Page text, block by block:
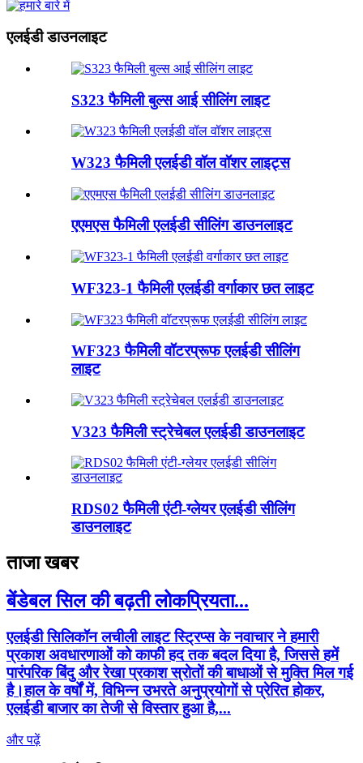
एलईडी डाउनलाइट
S323 फैमिली बुल्स आई सीलिंग लाइट
W323 फैमिली एलईडी वॉल वॉशर लाइट्स
एएमएस फैमिली एलईडी सीलिंग डाउनलाइट
WF323-1 फैमिली एलईडी वर्गाकार छत लाइट
WF323 फैमिली वॉटरप्रूफ एलईडी सीलिंग
लाइट
V323 फैमिली स्ट्रेचेबल एलईडी डाउनलाइट
RDS02 फैमिली एंटी-ग्लेयर एलईडी सीलिंग
डाउनलाइट
ताजा खबर
बेंडेबल सिल की बढ़ती लोकप्रियता...
एलईडी सिलिकॉन लचीली लाइट स्ट्रिप्स के नवाचार ने हमारी
प्रकाश अवधारणाओं को काफी हद तक बदल दिया है, जिससे हमें
पारंपरिक बिंदु और रेखा प्रकाश स्रोतों की बाधाओं से मुक्ति मिल गई
है।हाल के वर्षों में, विभिन्न उभरते अनुप्रयोगों से प्रेरित होकर,
एलईडी बाजार का तेजी से विस्तार हुआ है,...
और पढ़ें